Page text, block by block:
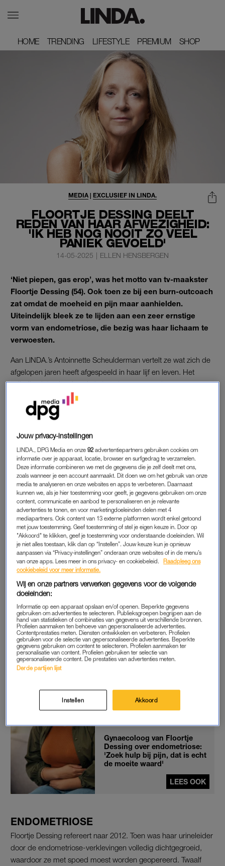
HOME
HOME TRENDING
TRENDING LIFESTYLE
LIFESTYLE PREMIUM
PREMIUM SHOP
SHOP
FLOORTJE DESSING DEELT
REDEN VAN HAAR AFWEZIGHEID:
'IK HEB NOG NOOIT ZO VEEL
PANIEK GEVOELD'
MEDIA | EXCLUSIEF IN LINDA.
14-05-2025 | ELLEN HENSBERGEN
‘Niet piepen, gas erop’, was het motto van tv-maakster
Floortje Dessing (54). Ook toen ze bij een burn-outcoach
zat omdat de moeheid en pijn maar aanhielden.
Uiteindelijk bleek ze te lijden aan een zeer ernstige
vorm van endometriose, die bezig was haar lichaam te
verwoesten.
Aan LINDA.’s Antoinnette Scheulderman vertelt ze wat zich de
afgelopen jaren heeft afgespeeld in haar lijf en leven. Het
volledige interview lees jein het nieuwe magazineen op
LINDA.premium. Daarnaast lees je op LINDA.nl ook
interview met Floortjes gynaecoloog
over endometriose.
AFWEZIGHEID FLOORTJE DESSING
Het was het meest intense jaar uit haar leven, zegt Floortje
Dessing. 9 mei 2024 stierf haar vader Chris, een paar
maanden later werd ze zelf ernstig ziek, waardoor ze twee
keer met spoed werd opgenomen en op 12 november een
ingrijpende, acht uur durende operatie moest ondergaan.
Uitgevoerd door een heel team van specialisten die de helft
van haar lever, een stukje uit het middenrif en een stukje van
haar long verwijderden. De oorzaak: een zeer zeldzame vorm
van endometriose.
In Nederland heeft 1 op de 10 vrouwen endometriose:
sommigen heftig, anderen een milde variant waarvan ze bijna
niets merken. “Het is een aandoening waarbij het
baarmoederslijmvlies dat normaal gesproken alleen de
binnenkant van de baarmoeder bekleedt, zich ook buiten de
baarmoeder gaat nestelen”, legt de tv-maakster uit. De ziekte
kan flinke pijnklachten geven in het bekkenbodemgebied.
“Uiteindelijk kunnen er verklevingen ontstaan, meestal op
Gynaecoloog van Floortje
Dessing over endometriose:
'Zoek hulp bij pijn, dat is echt
de moeite waard'
LEES OOK
ENDOMETRIOSE
Floortje Dessing refereert naar 2012. Toen was haar urineleider
door de endometriose-verklevingen volledig dichtgegroeid,
waardoor ze met spoed moest worden geopereerd. Twaalf
Jouw privacy-instellingen
LINDA., DPG Media en onze92 advertentiepartners gebruiken cookies om
informatie over je apparaat, locatie, browser en surfgedrag te verzamelen.
Deze informatie combineren we met de gegevens die je zelf deelt met ons,
zoals wanneer je een account aanmaakt. Dit doen we om het gebruik van onze
media te analyseren en onze websites en apps te verbeteren. Daarnaast
kunnen we, als je hier toestemming voor geeft, je gegevens gebruiken om onze
content, communicatie en aanbod te personaliseren en je relevante
advertenties te tonen, en voor marketingdoeleinden delen met 4
mediapartners. Ook content van 13 externe platformen wordt enkel getoond
met jouw toestemming. Geef toestemming of stel je eigen keuze in. Door op
"Akkoord" te klikken, geef je toestemming voor onderstaande doeleinden. Wil
je niet alles toestaan, klik dan op “Instellen”. Jouw keuze kun je opnieuw
aanpassen via “Privacy-instellingen” onderaan onze websites of in de menu’s
van onze apps. Lees meer in ons privacy- en cookiebeleid.
Raadpleeg ons
cookiebeleid voor meer informatie.
Wij en onze partners verwerken gegevens voor de volgende
doeleinden:
Informatie op een apparaat opslaan en/of openen. Beperkte gegevens
gebruiken om advertenties te selecteren. Publieksgroepen begrijpen aan de
hand van statistieken of combinaties van gegevens uit verschillende bronnen.
Profielen aanmaken ten behoeve van gepersonaliseerde advertenties.
Contentprestaties meten. Diensten ontwikkelen en verbeteren. Profielen
gebruiken voor de selectie van gepersonaliseerde advertenties. Beperkte
gegevens gebruiken om content te selecteren. Profielen aanmaken ter
personalisatie van content. Profielen gebruiken ter selectie van
gepersonaliseerde content. De prestaties van advertenties meten.
Derde partijen lijst
Instellen Akkoord